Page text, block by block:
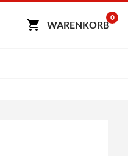
WARENKORB
0